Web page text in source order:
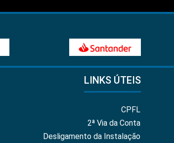
LINKS ÚTEIS
CPFL
2ª Via da Conta
Desligamento da Instalação